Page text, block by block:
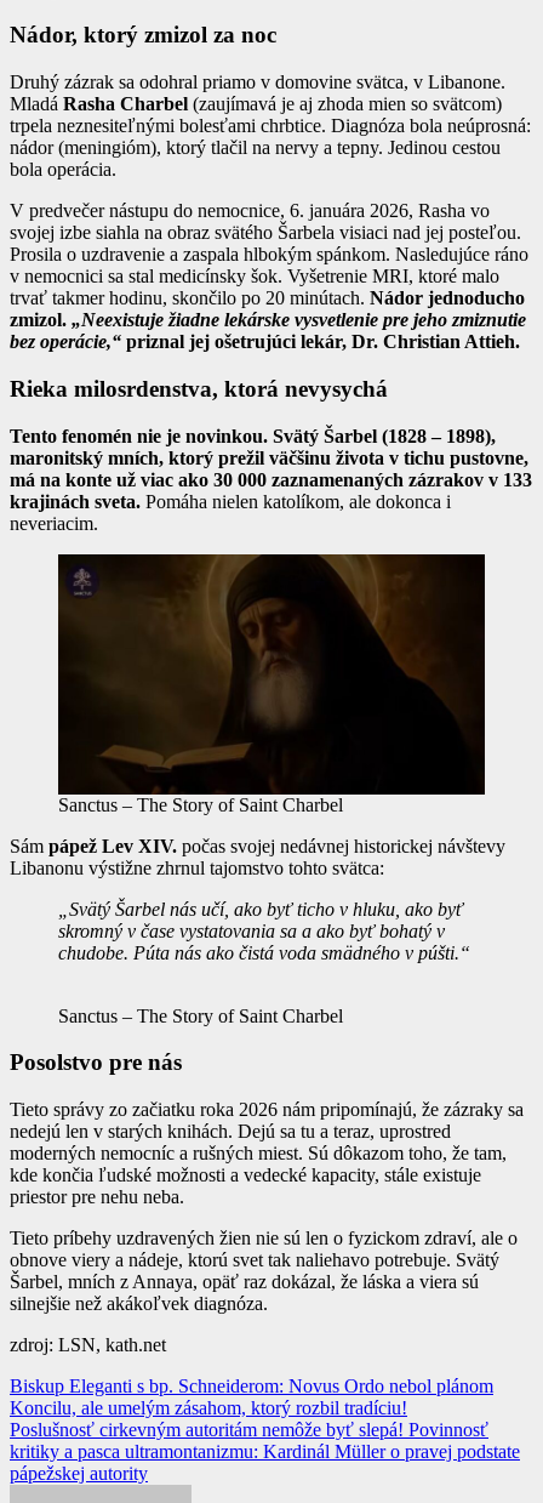
Nádor, ktorý zmizol za noc
Druhý zázrak sa odohral priamo v domovine svätca, v Libanone.
Mladá Rasha Charbel (zaujímavá je aj zhoda mien so svätcom)
trpela neznesiteľnými bolesťami chrbtice. Diagnóza bola neúprosná:
nádor (meningióm), ktorý tlačil na nervy a tepny. Jedinou cestou
bola operácia.
V predvečer nástupu do nemocnice, 6. januára 2026, Rasha vo
svojej izbe siahla na obraz svätého Šarbela visiaci nad jej posteľou.
Prosila o uzdravenie a zaspala hlbokým spánkom. Nasledujúce ráno
v nemocnici sa stal medicínsky šok. Vyšetrenie MRI, ktoré malo
trvať takmer hodinu, skončilo po 20 minútach. Nádor jednoducho
zmizol. „Neexistuje žiadne lekárske vysvetlenie pre jeho zmiznutie
bez operácie,“ priznal jej ošetrujúci lekár, Dr. Christian Attieh.
Rieka milosrdenstva, ktorá nevysychá
Tento fenomén nie je novinkou. Svätý Šarbel (1828 – 1898),
maronitský mních, ktorý prežil väčšinu života v tichu pustovne,
má na konte už viac ako 30 000 zaznamenaných zázrakov v 133
krajinách sveta. Pomáha nielen katolíkom, ale dokonca i
neveriacim.
Sanctus – The Story of Saint Charbel
Sám pápež Lev XIV. počas svojej nedávnej historickej návštevy
Libanonu výstižne zhrnul tajomstvo tohto svätca:
„Svätý Šarbel nás učí, ako byť ticho v hluku, ako byť
skromný v čase vystatovania sa a ako byť bohatý v
chudobe. Púta nás ako čistá voda smädného v púšti.“
Sanctus – The Story of Saint Charbel
Posolstvo pre nás
Tieto správy zo začiatku roka 2026 nám pripomínajú, že zázraky sa
nedejú len v starých knihách. Dejú sa tu a teraz, uprostred
moderných nemocníc a rušných miest. Sú dôkazom toho, že tam,
kde končia ľudské možnosti a vedecké kapacity, stále existuje
priestor pre nehu neba.
Tieto príbehy uzdravených žien nie sú len o fyzickom zdraví, ale o
obnove viery a nádeje, ktorú svet tak naliehavo potrebuje. Svätý
Šarbel, mních z Annaya, opäť raz dokázal, že láska a viera sú
silnejšie než akákoľvek diagnóza.
zdroj: LSN, kath.net
Navigácia
v
článku
Biskup Eleganti s bp. Schneiderom: Novus Ordo nebol plánom
Koncilu, ale umelým zásahom, ktorý rozbil tradíciu!
Poslušnosť cirkevným autoritám nemôže byť slepá! Povinnosť
kritiky a pasca ultramontanizmu: Kardinál Müller o pravej podstate
pápežskej autority